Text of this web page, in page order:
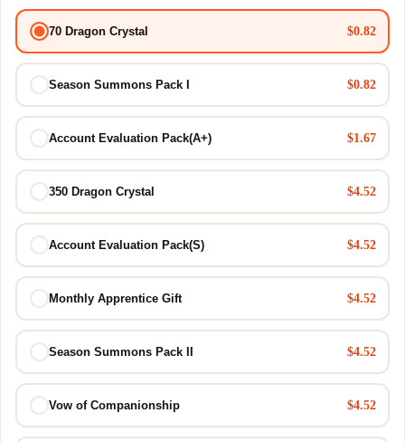
70 Dragon Crystal $0.82
Season Summons Pack I $0.82
Account Evaluation Pack(A+) $1.67
350 Dragon Crystal $4.52
Account Evaluation Pack(S) $4.52
Monthly Apprentice Gift $4.52
Season Summons Pack II $4.52
Vow of Companionship $4.52